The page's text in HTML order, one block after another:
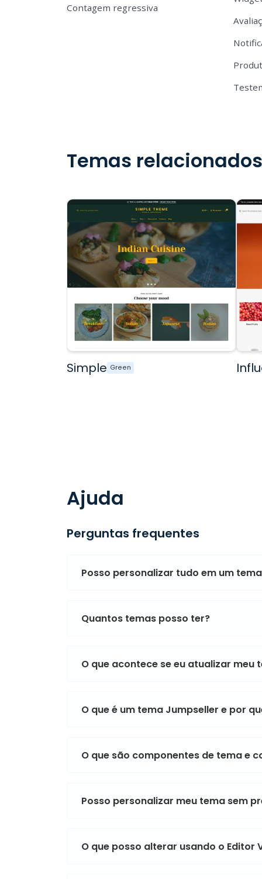
Contagem regressiva
Temas relacionados
Simple Green
Ajuda
Perguntas frequentes
Posso personalizar tudo em um
Quantos temas posso ter?
O que acontece se eu atualizar meu
O que é um tema Jumpseller e por
O que são componentes de tema e
Posso personalizar meu tema sem
O que posso alterar usando o Editor